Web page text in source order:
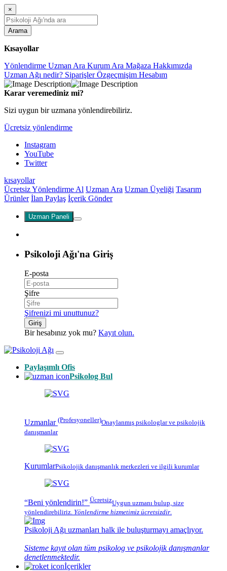
×
Arama
Kısayollar
Yönlendirme Uzman Ara Kurum Ara Mağaza Hakkımızda
Uzman Ağı nedir? SiparişlerÖzgeçmişim Hesabım
Karar veremediniz mi?
Sizi uygun bir uzmana yönlendirebiliriz.
Ücretsiz yönlendirme
Instagram
YouTube
Twitter
kısayollar
Ücretsiz Yönlendirme Al Uzman Ara Uzman Üyeliği Tasarım
Ürünler İlan Paylaş İçerik Gönder
Uzman Paneli
Psikoloji Ağı'na Giriş
E-posta
Şifre
Şifrenizi mi unuttunuz?
Giriş
Bir hesabınız yok mu? Kayıt olun.
Paylaşımlı Ofis
Psikolog Bul
Uzmanlar (Profesyoneller)Onaylanmış psikologlarve psikolojik
danışmanlar
KurumlarPsikolojik danışmanlık merkezleri ve ilgili kurumlar
“Beni yönlendirin!” ÜcretsizUygun uzmanı bulup, size
yönlendirebiliriz. Yönlendirme hizmetimiz ücretsizdir.
Psikoloji Ağı uzmanları halk ile buluşturmayı amaçlıyor.
Sisteme kayıt olan tüm psikolog ve psikolojik danışmanlar
denetlenmektedir.
İçerikler